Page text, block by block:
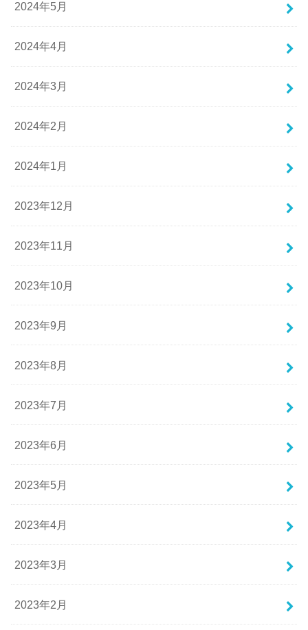
2024年5月
2024年4月
2024年3月
2024年2月
2024年1月
2023年12月
2023年11月
2023年10月
2023年9月
2023年8月
2023年7月
2023年6月
2023年5月
2023年4月
2023年3月
2023年2月